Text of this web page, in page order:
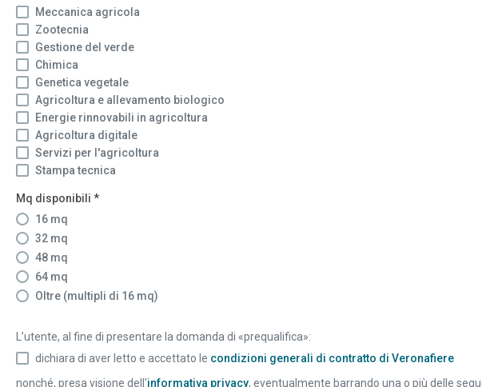
Meccanica agricola
Zootecnia
Gestione del verde
Chimica
Genetica vegetale
Agricoltura e allevamento biologico
Energie rinnovabili in agricoltura
Agricoltura digitale
Servizi per l'agricoltura
Stampa tecnica
Mq disponibili *
16 mq
32 mq
48 mq
64 mq
Oltre (multipli di 16 mq)
L’utente, al fine di presentare la domanda di «prequalifica»:
dichiara di aver letto e accettato le condizioni generali di contratto di Veronafiere
nonché, presa visione dell'informativa privacy, eventualmente barrando una o più delle